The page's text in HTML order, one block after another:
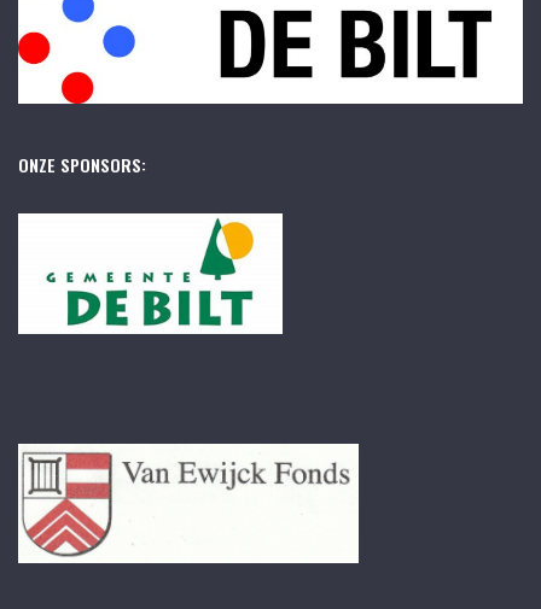
ONZE SPONSORS: